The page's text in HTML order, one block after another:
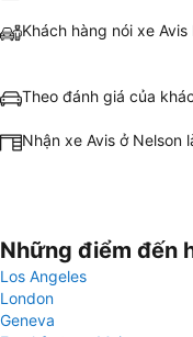
Khách hàng nói xe
Theo đánh giá của
Nhận xe Avis ở Nelson
Những điểm đến
Los Angeles
London
Geneva